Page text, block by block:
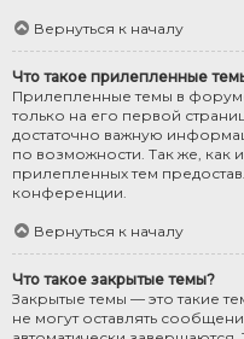
Вернуться к началу
Что такое прилепленные
Прилепленные темы в
только на его первой
достаточно важную
по возможности. Так же, как
прилепленных тем
конференции.
Вернуться к началу
Что такое закрытые темы?
Закрытые темы — это такие
не могут оставлять